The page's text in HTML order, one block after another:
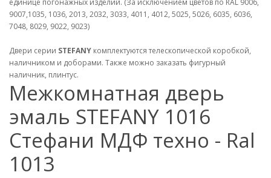
9007,1035, 1036, 2013, 2032, 3033, 4011, 4012, 5025, 5026, 6035, 6036,
7048, 8029, 9022, 9023)
Двери серии STEFANY комплектуются телескопической коробкой,
наличником и доборами. Также можно заказать фигурный
наличник, плинтус.
Межкомнатная дверь
эмаль STEFANY 1016
Стефани МДФ техно - Ral
1013